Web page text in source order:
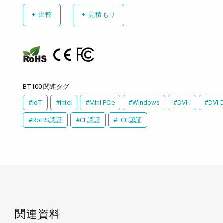
+ 比較 + 見積もり
BT100 関連タグ
#IoT #Intel #Mini PCIe #Windows #DVI-I #DVI-
#RoHS認証 #CE認証 #FCC認証
関連資料